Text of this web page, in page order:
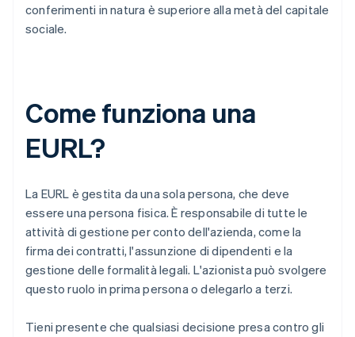
conferimenti in natura è superiore alla metà del capitale
sociale.
Come funziona una
EURL?
La EURL è gestita da una sola persona, che deve
essere una persona fisica. È responsabile di tutte le
attività di gestione per conto dell'azienda, come la
firma dei contratti, l'assunzione di dipendenti e la
gestione delle formalità legali. L'azionista può svolgere
questo ruolo in prima persona o delegarlo a terzi.
Tieni presente che qualsiasi decisione presa contro gli